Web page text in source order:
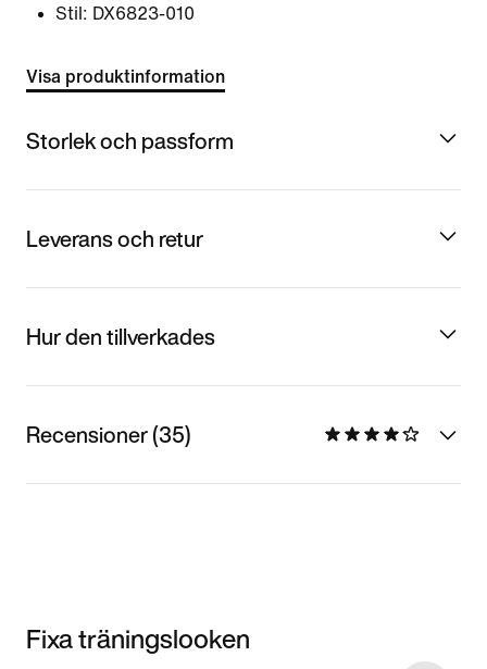
Stil: DX6823-010
Visa produktinformation
Storlek och passform
Leverans och retur
Hur den tillverkades
Recensioner (35)
Fixa träningslooken